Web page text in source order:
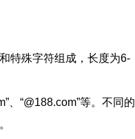
特殊字符组成，长度为6-
、“@188.com”等。不同的